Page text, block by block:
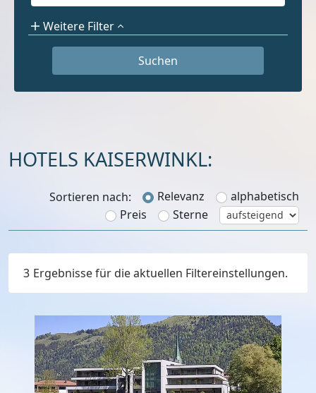
Weitere Filter
HOTELS KAISERWINKL:
Sortieren nach: Relevanz
alphabetisch
Preis
Sterne
3 Ergebnisse für die aktuellen Filtereinstellungen.